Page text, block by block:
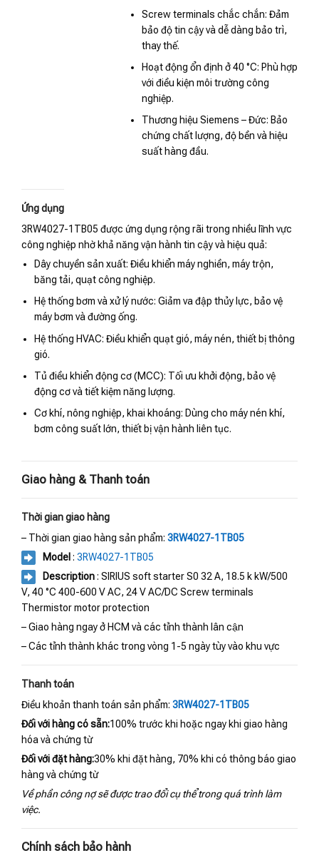
Screw terminals chắc chắn: Đảm
bảo độ tin cậy và dễ dàng bảo trì,
thay thế.
Hoạt động ổn định ở 40 °C: Phù hợp
với điều kiện môi trường công
nghiệp.
Thương hiệu Siemens – Đức: Bảo
chứng chất lượng, độ bền và hiệu
suất hàng đầu.
Ứng dụng
3RW4027-1TB05 được ứng dụng rộng rãi trong nhiều lĩnh vực
công nghiệp nhờ khả năng vận hành tin cậy và hiệu quả:
Dây chuyền sản xuất: Điều khiển máy nghiền, máy trộn,
băng tải, quạt công nghiệp.
Hệ thống bơm và xử lý nước: Giảm va đập thủy lực, bảo vệ
máy bơm và đường ống.
Hệ thống HVAC: Điều khiển quạt gió, máy nén, thiết bị thông
gió.
Tủ điều khiển động cơ (MCC): Tối ưu khởi động, bảo vệ
động cơ và tiết kiệm năng lượng.
Cơ khí, nông nghiệp, khai khoáng: Dùng cho máy nén khí,
bơm công suất lớn, thiết bị vận hành liên tục.
Giao hàng & Thanh toán
Thời gian giao hàng
– Thời gian giao hàng sản phẩm: 3RW4027-1TB05
Model : 3RW4027-1TB05
Description: SIRIUS soft starter S0 32 A, 18.5 k kW/500
V, 40 °C 400-600 V AC, 24 V AC/DC Screw terminals
Thermistor motor protection
– Giao hàng ngay ở HCM và các tỉnh thành lân cận
– Các tỉnh thành khác trong vòng 1-5 ngày tùy vào khu vực
Thanh toán
Điều khoản thanh toán sản phẩm: 3RW4027-1TB05
Đối với hàng có sẵn:100% trước khi hoặc ngay khi giao hàng
hóa và chứng từ
Đối với đặt hàng:30% khi đặt hàng, 70% khi có thông báo giao
hàng và chứng từ
Về phần công nợ sẽ được trao đổi cụ thể trong quá trình làm
việc.
Chính sách bảo hành